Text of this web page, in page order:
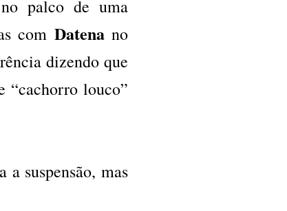
palco de uma
com Datenano
dizendo que
“cachorro louco”
a suspensão, mas